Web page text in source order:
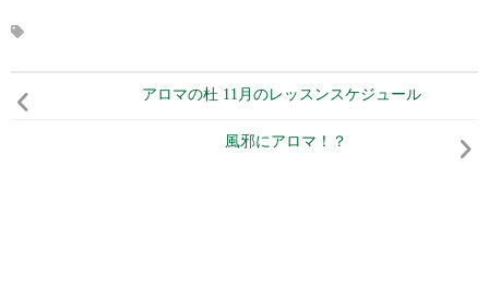
アロマの杜 11月のレッスンスケジュール
風邪にアロマ！？